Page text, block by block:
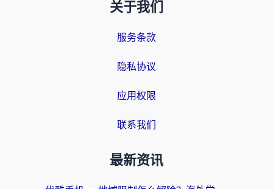
关于我们
服务条款
隐私协议
应用权限
联系我们
最新资讯